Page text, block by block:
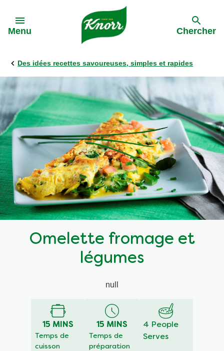
Menu Chercher
Des idées recettes savoureuses, simples et rapides
Omelette fromage et
légumes
null
15 MINS
Temps de
cuisson
15 MINS
Temps de
préparation
4 People
Serves